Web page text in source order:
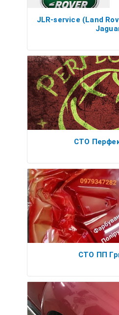
JLR-service (Land
СТО
СТО ПП